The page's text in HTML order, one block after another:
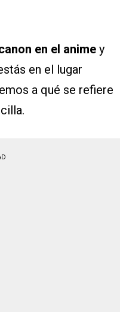
en el anime y
en el lugar
a qué se refiere